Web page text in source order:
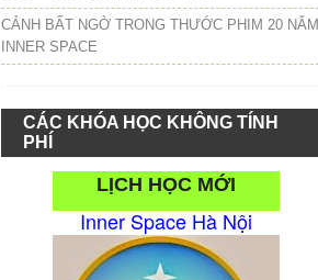
CẢNH BẤT NGỜ TRONG THƯỚC PHIM 20 NĂM
INNER SPACE
CÁC KHÓA HỌC KHÔNG TÍNH
PHÍ
LỊCH HỌC MỚI
Inner Space Hà Nội